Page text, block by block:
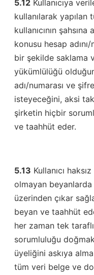
5.12 Kullanıcıya
kullanılarak
kullanıcının
konusu hesap
bir şekilde saklama
yükümlülüğü
adı/numarası ve
isteyeceğini, aksi
şirketin hiçbir
ve taahhüt eder.
5.13 Kullanıcı
olmayan beyanlarda
üzerinden çıkar
beyan ve taahhüt
her zaman tek
sorumluluğu
üyeliğini askıya
tüm veri belge ve